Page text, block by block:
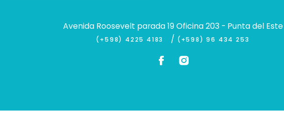
Avenida Roosevelt parada 19 Oficina 203 - Punta del Este
(+598) 4225 4183 / (+598) 96 434 253